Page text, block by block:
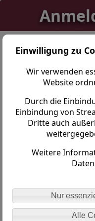
Einwilligung zu
Wir verwenden
Website
Durch die
Einbindung von
Dritte auch
Weitere
Nur
Alle
Der Zugriff auf
entsprechenden
registrierter
Felder aus.
BENUTZERNAME: